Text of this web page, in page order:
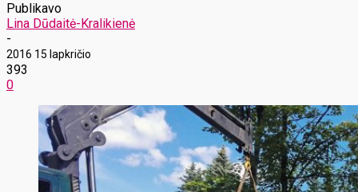
Publikavo
Lina Dūdaitė-Kralikienė
-
2016 15 lapkričio
393
0